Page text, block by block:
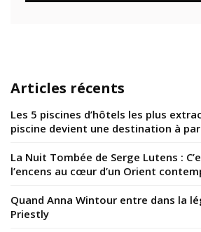
Articles récents
Les 5 piscines d’hôtels les plus
piscine devient une destination à
La Nuit Tombée de Serge Lutens :
l’encens au cœur d’un Orient
Quand Anna Wintour entre dans la
Priestly